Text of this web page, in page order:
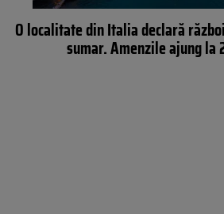
O localitate din Italia declară
sumar. Amenzile ajung la